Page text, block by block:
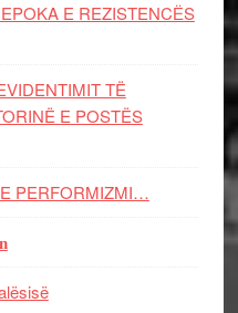
E REZISTENCЁS
TË
E POSTËS
PERFORMIZMI…